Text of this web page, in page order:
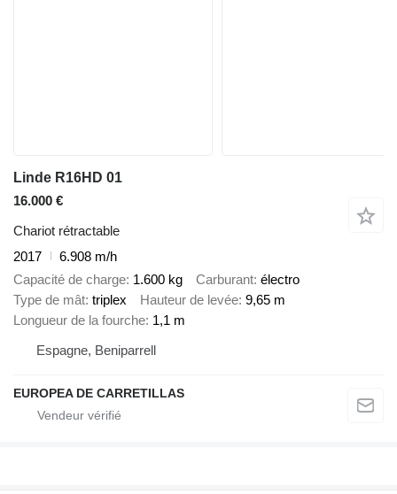
Linde R16HD 01
16.000 €
Chariot rétractable
2017
6.908 m/h
Capacité de charge 1.600 kg Carburant électro
Type de mât triplex Hauteur de levée 9,65 m
Longueur de la fourche 1,1 m
Espagne, Beniparrell
EUROPEA DE CARRETILLAS